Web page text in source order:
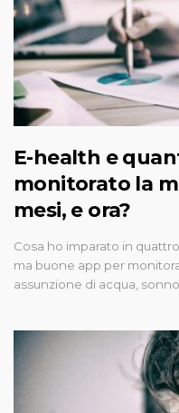
E-health e
monitorato la
mesi, e ora?
Cosa ho imparato in
ma buone app per
assunzione di acqua, sonno